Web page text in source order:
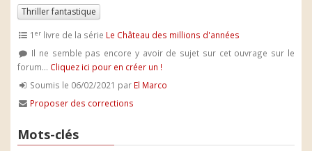
Thriller fantastique
1er livre de la série Le Château des millions d'années
Il ne semble pas encore y avoir de sujet sur cet ouvrage sur le
forum... Cliquez ici pour en créer un !
Soumis le 06/02/2021 par El Marco
Proposer des corrections
Mots-clés